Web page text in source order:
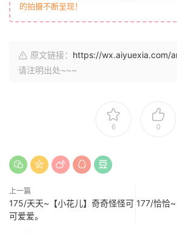
的拍摄不断呈现！
原文链接： https://wx.aiyuexia.com/
请注明出处~~~
6 0
上一篇
175/天天~【小花儿】奇奇怪怪可
可爱爱。
177/恰恰